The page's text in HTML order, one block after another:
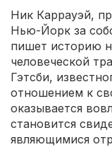
Ник Каррауэй,
Нью-Йорк за
пишет историю
человеческой
Гэтсби,
отношением к
оказывается
становится
являющимися